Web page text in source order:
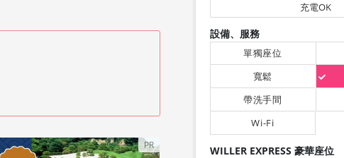
PR
充電OK
設備、服務
單獨座位
寬鬆
帶洗手間
Wi-Fi
WILLER EXPRESS 豪華座位